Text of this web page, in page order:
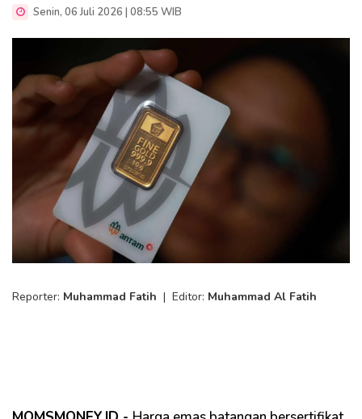
Senin, 06 Juli 2026 | 08:55 WIB
Reporter: Muhammad Fatih | Editor: Muhammad Al Fatih